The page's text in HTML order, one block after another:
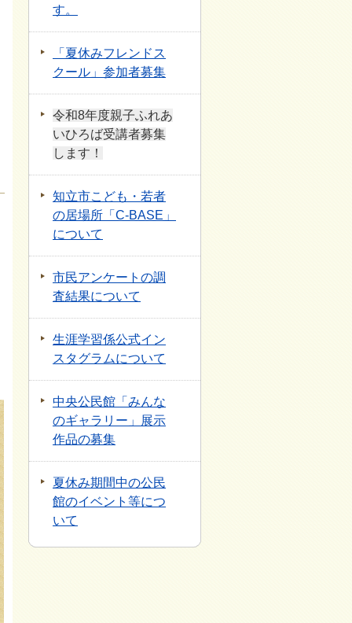
す。
「夏休みフレンドス
クール」参加者募集
令和8年度親子ふれあ
いひろば受講者募集
します！
知立市こども・若者
の居場所「C-BASE」
について
市民アンケートの調
査結果について
生涯学習係公式イン
スタグラムについて
中央公民館「みんな
のギャラリー」展示
作品の募集
夏休み期間中の公民
館のイベント等につ
いて